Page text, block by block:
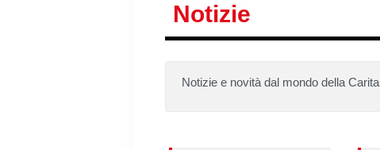
Notizie
Notizie e novità dal mondo della